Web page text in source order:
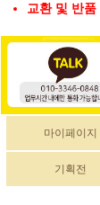
교환 및 반
마이페이지
기획전